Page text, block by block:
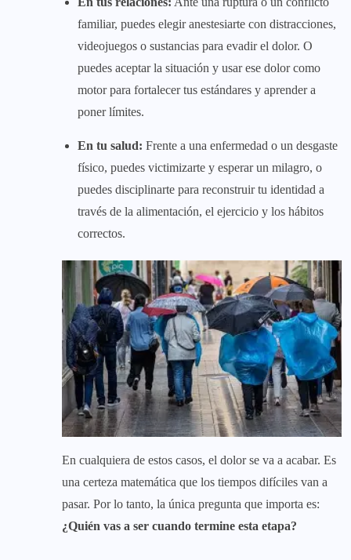
familiar, puedes elegir anestesiarte con distracciones,
videojuegos o sustancias para evadir el dolor. O
puedes aceptar la situación y usar ese dolor como
motor para fortalecer tus estándares y aprender a
poner límites.
En tu salud: Frente a una enfermedad o un desgaste
físico, puedes victimizarte y esperar un milagro, o
puedes disciplinarte para reconstruir tu identidad a
través de la alimentación, el ejercicio y los hábitos
correctos.
En cualquiera de estos casos, el dolor se va a acabar. Es
una certeza matemática que los tiempos difíciles van a
pasar. Por lo tanto, la única pregunta que importa es:
¿Quién vas a ser cuando termine esta etapa?